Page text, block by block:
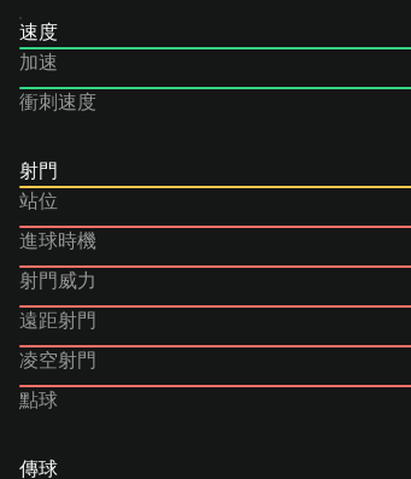
速度
加速
衝刺速度
射門
站位
進球時機
射門威力
遠距射門
凌空射門
點球
傳球